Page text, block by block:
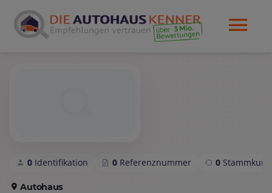
0 Identifikation 0 Referenznummer 0
Autohaus